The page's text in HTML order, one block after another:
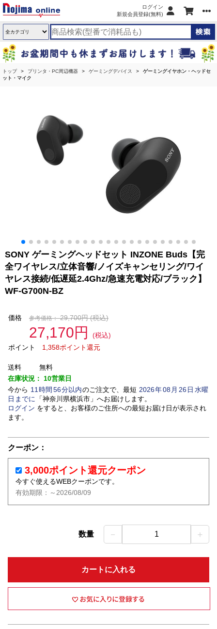
ログイン
新規会員登録(無料)
トップ プリンタ・PC周辺機器 ゲーミングデバイス
ゲーミングイヤホン・ヘッドセ
ット・マイク
SONY ゲーミングヘッドセット INZONE Buds【完
全ワイヤレス/立体音響/ノイズキャンセリング/ワイ
ヤレス接続/低遅延2.4Ghz/急速充電対応/ブラック】
WF-G700N-BZ
価格 参考価格： 29,700円(税込)
27,170円
(税込)
ポイント
1,358ポイント還元
送料
無料
在庫状況： 10営業日
今から 11 時間 56分以内のご注文で、最短 2026年08 月 26日水曜
日 までに 「神奈川県横浜市」 へお届けします。
ログイン をすると、お客様のご住所への最短お届け日が表示され
ます。
クーポン：
3,000ポイント還元クーポン
今すぐ使えるWEBクーポンです。
有効期限：～2026/08/09
数量 － 1 ＋
カートに入れる